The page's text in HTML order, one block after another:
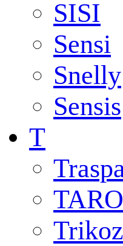
SISI
Sensi
Snelly
Sensis
T
TARO